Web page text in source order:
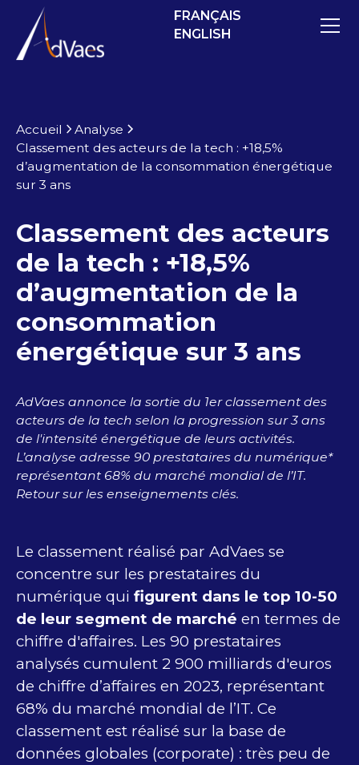
FRANÇAIS
ENGLISH
Accueil
Analyse
Classement des acteurs de la tech : +18,5%
d’augmentation de la consommation énergétique
sur 3 ans
Classement des acteurs
de la tech : +18,5%
d’augmentation de la
consommation
énergétique sur 3 ans
AdVaes annonce la sortie du 1er classement des
acteurs de la tech selon la progression sur 3 ans
de l'intensité énergétique de leurs activités.
L’analyse adresse 90 prestataires du numérique*
représentant 68% du marché mondial de l’IT.
Retour sur les enseignements clés.
Le classement réalisé par AdVaes se
concentre sur les prestataires du
numérique qui figurent dans le top 10-50
de leur segment de marché en termes de
chiffre d'affaires. Les 90 prestataires
analysés cumulent 2 900 milliards d'euros
de chiffre d’affaires en 2023, représentant
68% du marché mondial de l’IT. Ce
classement est réalisé sur la base de
données globales (corporate) : très peu de